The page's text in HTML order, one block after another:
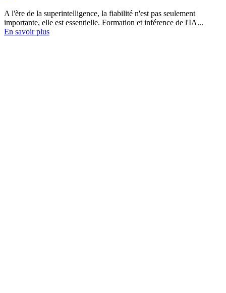
A l'ère de la superintelligence, la fiabilité n'est pas seulement
importante, elle est essentielle. Formation et inférence de l'IA...
En savoir plus